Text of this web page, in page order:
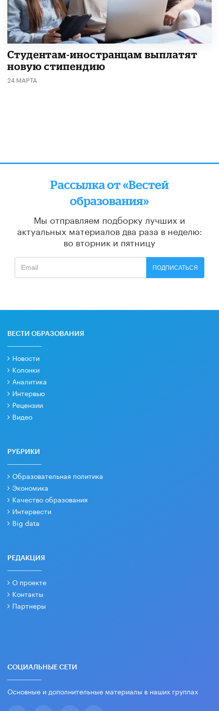
Студентам-иностранцам выплатят
новую стипендию
24 МАРТА
Рассылка от «Вестей
образования»
Мы отправляем подборку лучших и
актуальных материалов два раза в неделю:
во вторник и пятницу
ПОДПИСАТЬСЯ
ВЕСТИ ОБРАЗОВАНИЯ
Новости
Колонки
Аналитика
Интервью
Рецензии
Видео
РУБРИКИ
Образовательная политика
Экономика
Качество образования
Интервести
Big data
РЕДАКЦИЯ
О проекте
Контакты
Партнеры
СОЦИАЛЬНЫЕ СЕТИ
Основные и дополнительные материалы в наших группах